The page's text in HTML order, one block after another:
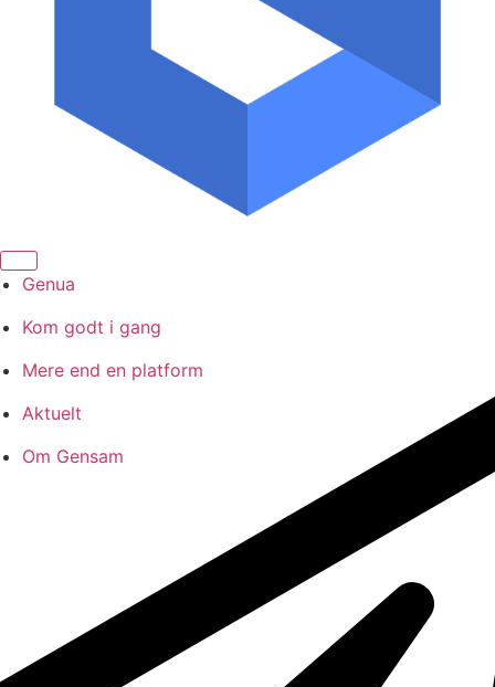
Genua
Kom godt i gang
Mere end en platform
Aktuelt
Om Gensam